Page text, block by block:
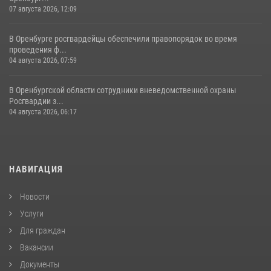
07 августа 2026, 12:09
В Оренбурге росгвардейцы обеспечили правопорядок во время
проведения ф...
04 августа 2026, 07:59
В Оренбургской области сотрудники вневедомственной охраны
Росгвардии з...
04 августа 2026, 06:17
НАВИГАЦИЯ
Новости
Услуги
Для граждан
Вакансии
Документы